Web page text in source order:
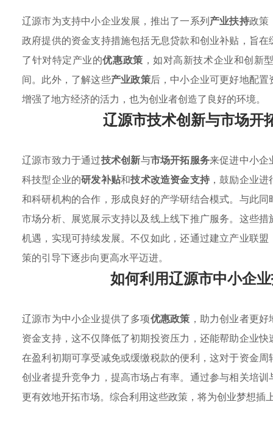
辽源市为支持中小企业发展，推出了一系列产业扶持政策
政府提供的资金支持措施包括无息贷款和创业补贴，旨
了针对特定产业的优惠政策 ，如对高新技术企业和创新
间。此外，了解这些产业政策后，中小企业可更好地配
增强了地方经济的活力，也为创业者创造了良好的环境。
辽源市技术创新与市场开
辽源市致力于通过技术创新与市场开拓服务来促进中小企
科技型企业的研发补贴和技术改造资金支持，鼓励企业进
和科研机构的合作，形成良好的产学研结合模式。与此
市场分析、展览展示支持以及线上线下推广服务。这些
机遇，实现可持续发展。不仅如此，还通过建立产业联
策的引导下逐步向更高水平迈进。
如何利用辽源市中小企
辽源市为中小企业提供了多项优惠政策 ，助力创业者更
资金支持，这不仅降低了初期投资压力，还能帮助企业
在盈利初期可享受减免或缓缴税款的便利，这对于资金
创业者提升竞争力，提高市场占有率。通过参与相关培
更有效地开拓市场。综合利用这些政策，将为创业梦想插